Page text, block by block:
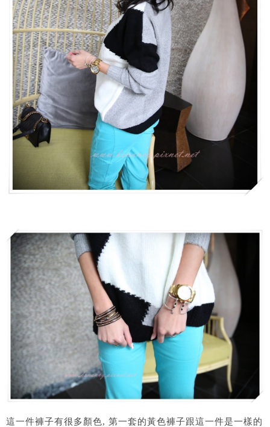
這一件褲子有很多顏色, 第一套的黃色褲子跟這一件是一樣的